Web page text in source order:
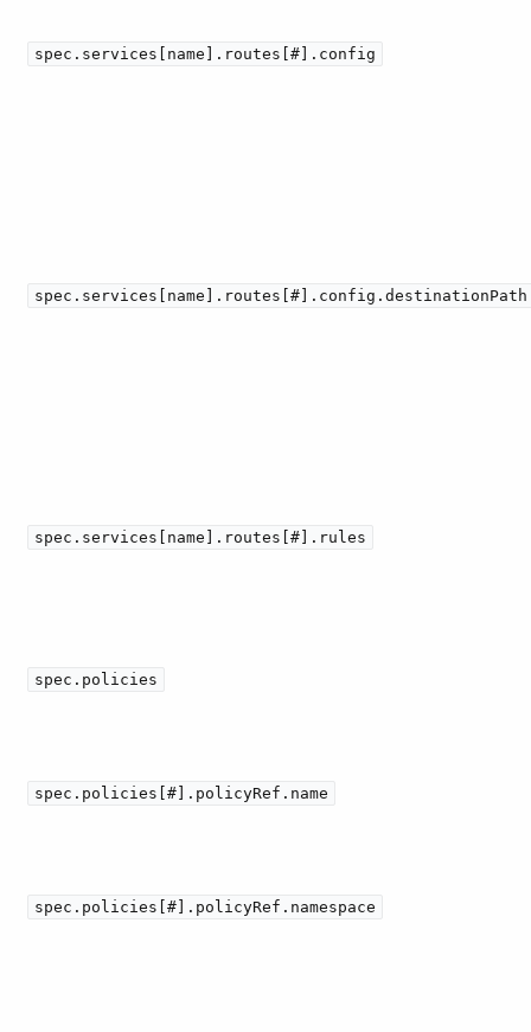
spec.services[name].routes[#].config
spec.services[name].routes[#].config.destinationPath
spec.services[name].routes[#].rules
spec.policies
spec.policies[#].policyRef.name
spec.policies[#].policyRef.namespace